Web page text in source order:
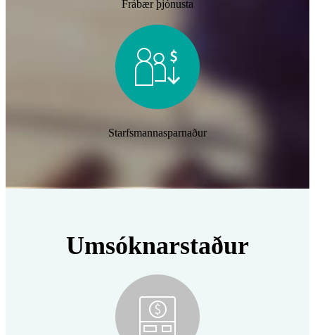
Frábær þjónusta
Starfsmannasparnaður
Umsóknarstaður